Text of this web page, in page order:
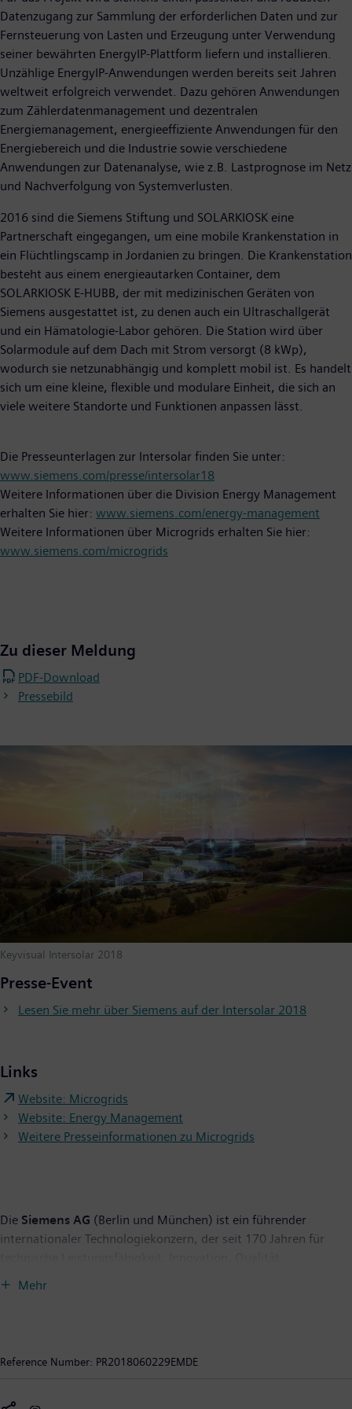
Datenzugang zur Sammlung der erforderlichen Daten und zur
Fernsteuerung von Lasten und Erzeugung unter Verwendung
seiner bewährten EnergyIP-Plattform liefern und installieren.
Unzählige EnergyIP-Anwendungen werden bereits seit Jahren
weltweit erfolgreich verwendet. Dazu gehören Anwendungen
zum Zählerdatenmanagement und dezentralen
Energiemanagement, energieeffiziente Anwendungen für den
Energiebereich und die Industrie sowie verschiedene
Anwendungen zur Datenanalyse, wie z.B. Lastprognose im Netz
und Nachverfolgung von Systemverlusten.
2016 sind die Siemens Stiftung und SOLARKIOSK eine
Partnerschaft eingegangen, um eine mobile Krankenstation in
ein Flüchtlingscamp in Jordanien zu bringen. Die Krankenstation
besteht aus einem energieautarken Container, dem
SOLARKIOSK E-HUBB, der mit medizinischen Geräten von
Siemens ausgestattet ist, zu denen auch ein Ultraschallgerät
und ein Hämatologie-Labor gehören. Die Station wird über
Solarmodule auf dem Dach mit Strom versorgt (8 kWp),
wodurch sie netzunabhängig und komplett mobil ist. Es handelt
sich um eine kleine, flexible und modulare Einheit, die sich an
viele weitere Standorte und Funktionen anpassen lässt.
Die Presseunterlagen zur Intersolar finden Sie unter:
www.siemens.com/presse/intersolar18
Weitere Informationen über die Division Energy Management
erhalten Sie hier: www.siemens.com/energy-management
Weitere Informationen über Microgrids erhalten Sie hier:
www.siemens.com/microgrids
Zu dieser Meldung
PDF-Download
Pressebild
Keyvisual Intersolar 2018
Presse-Event
Lesen Sie mehr über Siemens auf der Intersolar 2018
Links
Website: Microgrids
Website: Energy Management
Weitere Presseinformationen zu Microgrids
Die Siemens AG (Berlin und München) ist ein führender
internationaler Technologiekonzern, der seit 170 Jahren für
Unternehmen ist einer der führenden Anbieter effizienter
Mehr
Reference Number: PR2018060229EMDE